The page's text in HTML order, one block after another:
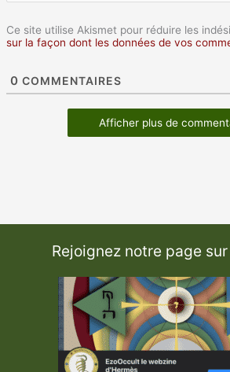
Ce site utilise Akismet pour réduire les
sur la façon dont les données de vos
0 COMMENTAIRES
Afficher plus de
Rejoignez notre page